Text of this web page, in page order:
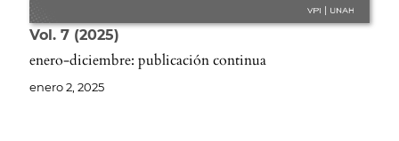
Vol. 7 2025
enero-diciembre: publicación continua
enero 2, 2025